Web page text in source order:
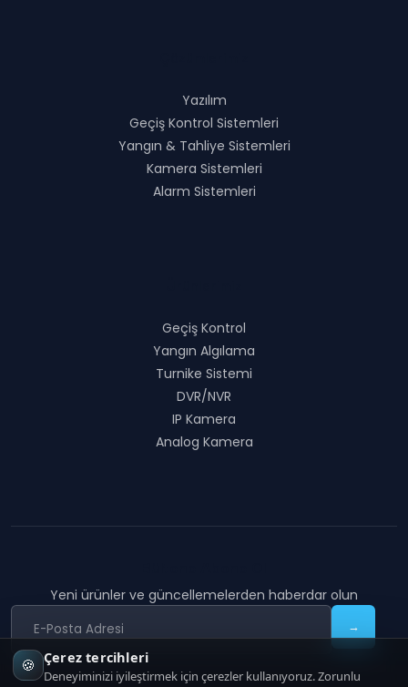
Yazılım
Geçiş Kontrol Sistemleri
Yangın & Tahliye Sistemleri
Kamera Sistemleri
Alarm Sistemleri
Geçiş Kontrol
Yangın Algılama
Turnike Sistemi
DVR/NVR
IP Kamera
Analog Kamera
Yeni ürünler ve güncellemelerden haberdar olun
→
🍪 Çerez tercihleri
Deneyiminizi iyileştirmek için çerezler kullanıyoruz. Zorunlu